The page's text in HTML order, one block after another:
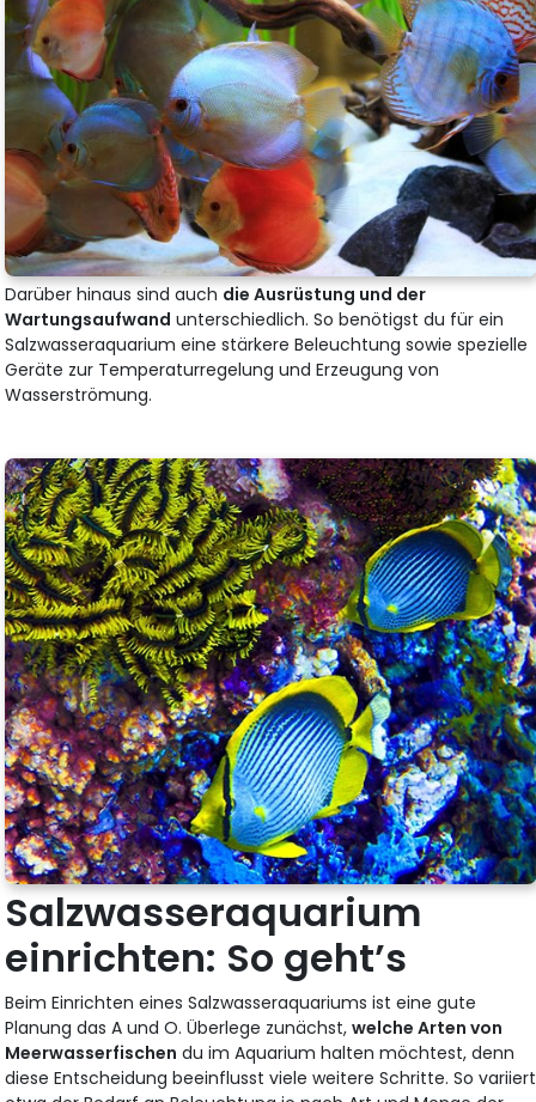
Darüber hinaus sind auch die Ausrüstung und der
Wartungsaufwand unterschiedlich. So benötigst du für ein
Salzwasseraquarium eine stärkere Beleuchtung sowie spezielle
Geräte zur Temperaturregelung und Erzeugung von
Wasserströmung.
Salzwasseraquarium
einrichten: So geht’s
Beim Einrichten eines Salzwasseraquariums ist eine gute
Planung das A und O. Überlege zunächst,welche Arten von
Meerwasserfischen du im Aquarium halten möchtest, denn
diese Entscheidung beeinflusst viele weitere Schritte. So variiert